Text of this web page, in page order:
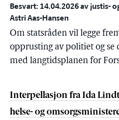
Besvart: 14.04.2026 av justis-
Astri Aas-Hansen
Om statsråden vil legge
opprusting av politiet og se
med langtidsplanen for
Interpellasjon fra Ida
helse- og